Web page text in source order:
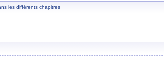
les différents chapitres